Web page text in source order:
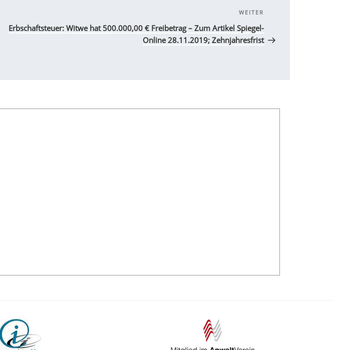
Beitrag
WEITER
Erbschaftsteuer: Witwe hat 500.000,00 € Freibetrag – Zum Artikel Spiegel-
Online 28.11.2019; Zehnjahresfrist